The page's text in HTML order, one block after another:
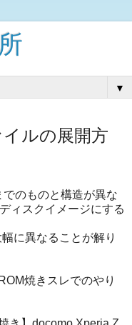
▼
ルの展開方
のものと構造が異な
ィスクイメージにする
に異なることが解り
焼きスレでのやり